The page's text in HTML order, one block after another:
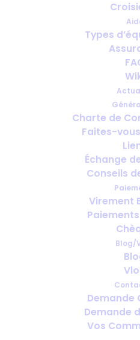
Types
Charte de
Faites-
Échange
Conseils
Virement
Blog/
Demande
Demande
Vos
Peut-on voyager
dépendance à
que vous devez